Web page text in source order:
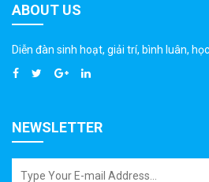
ABOUT US
Diễn đàn sinh hoạt, giải trí, bình luân,
NEWSLETTER